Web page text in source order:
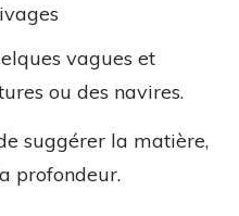
vagues et
ou des navires.
suggérer la matière,
profondeur.